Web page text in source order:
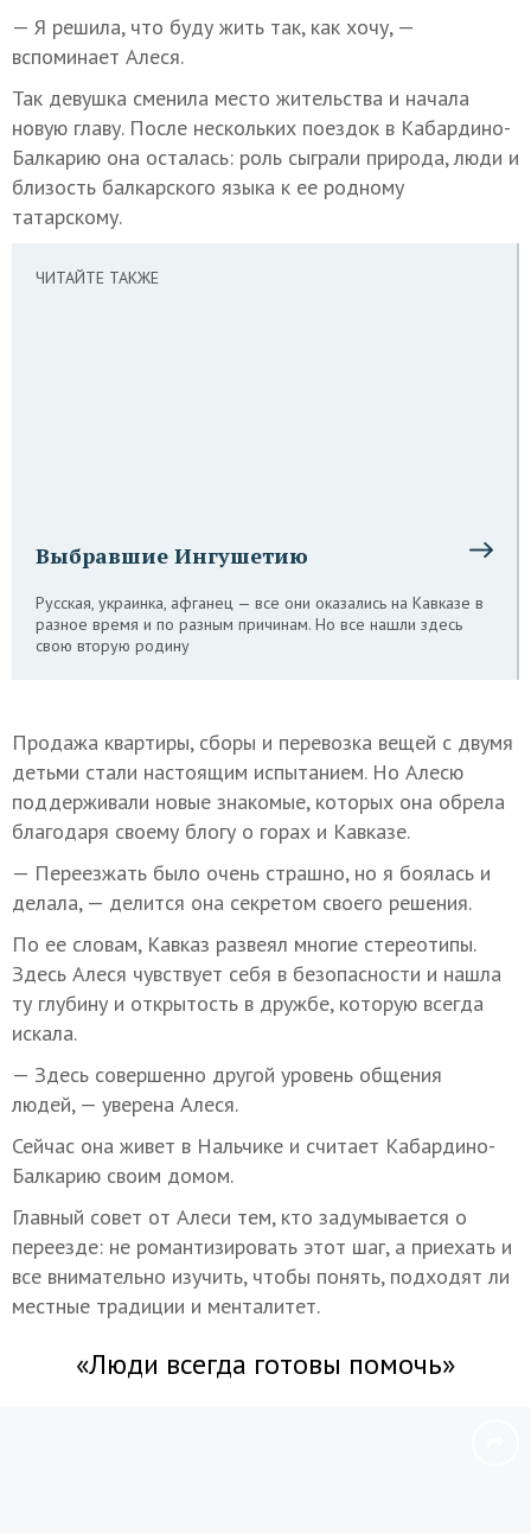
— Я решила, что буду жить так, как хочу, —
вспоминает Алеся.
Так девушка сменила место жительства и начала
новую главу. После нескольких поездок в Кабардино-
Балкарию она осталась: роль сыграли природа, люди и
близость балкарского языка к ее родному
татарскому.
ЧИТАЙТЕ ТАКЖЕ
Выбравшие Ингушетию
Русская, украинка, афганец — все они оказались на Кавказе в
разное время и по разным причинам. Но все нашли здесь
свою вторую родину
Продажа квартиры, сборы и перевозка вещей с двумя
детьми стали настоящим испытанием. Но Алесю
поддерживали новые знакомые, которых она обрела
благодаря своему блогу о горах и Кавказе.
— Переезжать было очень страшно, но я боялась и
делала, — делится она секретом своего решения.
По ее словам, Кавказ развеял многие стереотипы.
Здесь Алеся чувствует себя в безопасности и нашла
ту глубину и открытость в дружбе, которую всегда
искала.
— Здесь совершенно другой уровень общения
людей, — уверена Алеся.
Сейчас она живет в Нальчике и считает Кабардино-
Балкарию своим домом.
Главный совет от Алеси тем, кто задумывается о
переезде: не романтизировать этот шаг, а приехать и
все внимательно изучить, чтобы понять, подходят ли
местные традиции и менталитет.
«Люди всегда готовы помочь»